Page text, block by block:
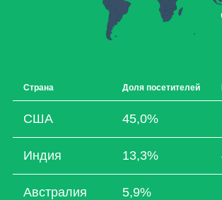
Страна Доля посетителей
США 45,0%
Индия 13,3%
Австралия 5,9%